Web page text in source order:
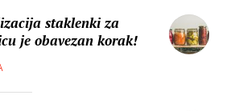
staklenki za
je obavezan korak!